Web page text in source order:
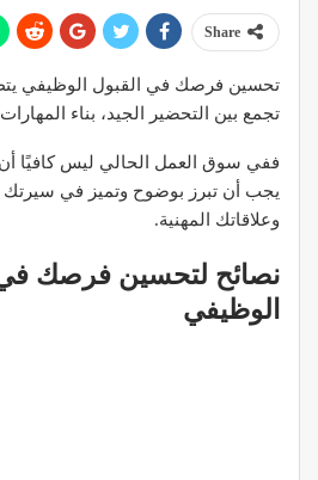
Share
تحسين فرصك في القبول الوظيفي
تجمع بين التحضير الجيد، بناء
ففي سوق العمل الحالي ليس كافيًا
يجب أن تبرز بوضوح وتميز في سيرتك
وعلاقاتك المهنية.
نصائح لتحسين فرصك في
الوظيفي